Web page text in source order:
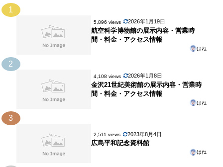
1
5,896 views 2026年1月19日
航空科学博物館の展示内容・営業時
間・料金・アクセス情報
はね
2
4,108 views 2026年1月8日
金沢21世紀美術館の展示内容・営業時
間・料金・アクセス情報
はね
3
2,511 views 2023年8月4日
広島平和記念資料館
はね